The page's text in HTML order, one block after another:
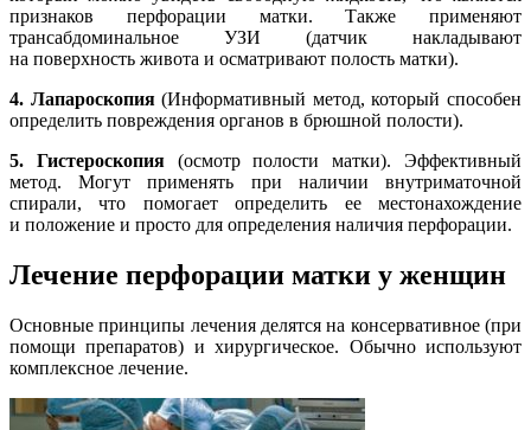
признаков перфорации матки. Также применяют
трансабдоминальное УЗИ (датчик накладывают
на поверхность живота и осматривают полость матки).
4. Лапароскопия(Информативный метод, который способен
определить повреждения органов в брюшной полости).
5. Гистероскопия(осмотр полости матки). Эффективный
метод. Могут применять при наличии внутриматочной
спирали, что помогает определить ее местонахождение
и положение и просто для определения наличия перфорации.
Лечение перфорации матки у женщин
Основные принципы лечения делятся на консервативное (при
помощи препаратов) и хирургическое. Обычно используют
комплексное лечение.